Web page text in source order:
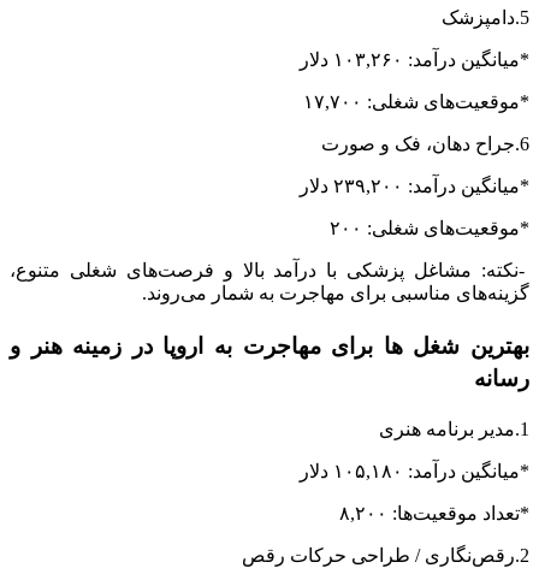
5.دامپزشک
*میانگین درآمد: ۱۰۳,۲۶۰ دلار
*موقعیت‌های شغلی: ۱۷,۷۰۰
6.جراح دهان، فک و صورت
*میانگین درآمد: ۲۳۹,۲۰۰ دلار
*موقعیت‌های شغلی: ۲۰۰
-نکته: مشاغل پزشکی با درآمد بالا و فرصت‌های شغلی متنوع،
گزینه‌های مناسبی برای مهاجرت به شمار می‌روند.
بهترین شغل ها برای مهاجرت به اروپا در زمینه هنر و
رسانه
1.مدیر برنامه هنری
*میانگین درآمد: ۱۰۵,۱۸۰ دلار
*تعداد موقعیت‌ها: ۸,۲۰۰
2.رقص‌نگاری / طراحی حرکات رقص